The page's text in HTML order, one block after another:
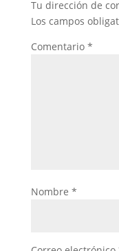
Tu dirección de
Los campos
Comentario *
Nombre *